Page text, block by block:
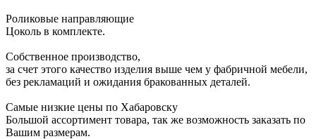
Роликовые направляющие
Цоколь в комплекте.
Собственное производство,
за счет этого качество изделия выше чем у фабричной мебели,
без рекламаций и ожидания бракованных деталей.
Самые низкие цены по Хабаровску
Большой ассортимент товара, так же возможность заказать по
Вашим размерам.